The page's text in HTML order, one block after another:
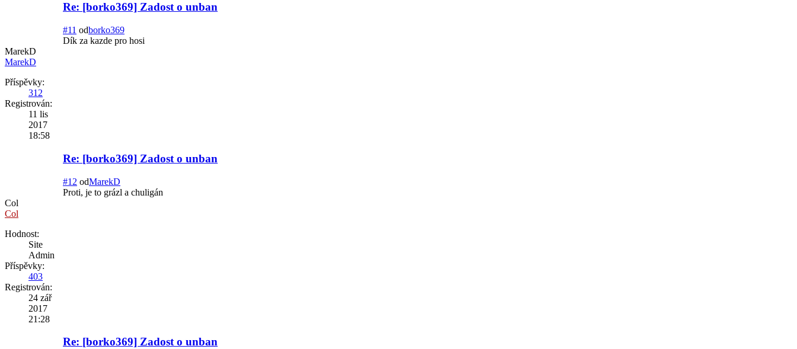
Re: [borko369] Zadost o unban
#11 odborko369
Dík za kazde pro hosi
MarekD
MarekD
Příspěvky:
312
Registrován:
11 lis
2017
18:58
Re: [borko369] Zadost o unban
#12 odMarekD
Proti, je to grázl a chuligán
Col
Col
Hodnost:
Site
Admin
Příspěvky:
403
Registrován:
24 zář
2017
21:28
Re: [borko369] Zadost o unban